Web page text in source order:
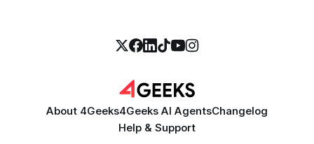
About 4Geeks4Geeks AI AgentsChangelog
Help & Support